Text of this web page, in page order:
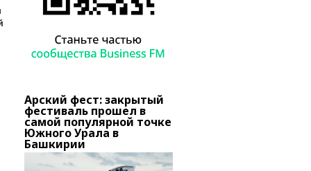
Арский фест: закрытый
фестиваль прошел в
самой популярной точке
Южного Урала в
Башкирии